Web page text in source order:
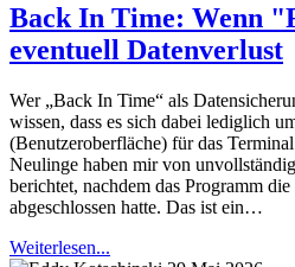
Back In Time: Wenn
eventuell Datenverlust
Wer „Back In Time“ als
wissen, dass es sich dabei lediglich
(Benutzeroberfläche) für das
Neulinge haben mir von
berichtet, nachdem das Programm
abgeschlossen hatte. Das ist ein…
Weiterlesen...